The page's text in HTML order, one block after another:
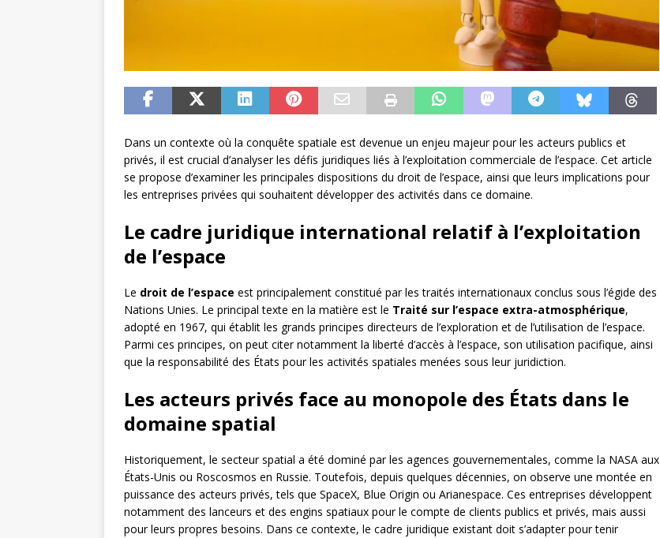
Dans un contexte où la conquête spatiale est devenue un enjeu majeur pour les acteurs publics et
privés, il est crucial d’analyser les défis juridiques liés à l’exploitation commerciale de l’espace. Cet article
se propose d’examiner les principales dispositions du droit de l’espace, ainsi que leurs implications pour
les entreprises privées qui souhaitent développer des activités dans ce domaine.
Le cadre juridique international relatif à l’exploitation
de l’espace
Le droit de l’espace est principalement constitué par les traités internationaux conclus sous l’égide des
Nations Unies. Le principal texte en la matière est le Traité sur l’espace extra-atmosphérique,
adopté en 1967, qui établit les grands principes directeurs de l’exploration et de l’utilisation de l’espace.
Parmi ces principes, on peut citer notamment la liberté d’accès à l’espace, son utilisation pacifique, ainsi
que la responsabilité des États pour les activités spatiales menées sous leur juridiction.
Les acteurs privés face au monopole des États dans le
domaine spatial
Historiquement, le secteur spatial a été dominé par les agences gouvernementales, comme la NASA aux
États-Unis ou Roscosmos en Russie. Toutefois, depuis quelques décennies, on observe une montée en
puissance des acteurs privés, tels que SpaceX, Blue Origin ou Arianespace. Ces entreprises développent
notamment des lanceurs et des engins spatiaux pour le compte de clients publics et privés, mais aussi
pour leurs propres besoins. Dans ce contexte, le cadre juridique existant doit s’adapter pour tenir